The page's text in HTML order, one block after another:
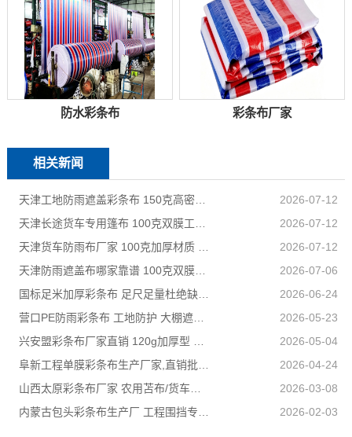
防水彩条布 彩条布厂家
相关新闻
天津工地防雨遮盖彩条布 150克高密度 基建施工防尘防水
2026-07-12
2026-07-12
2026-07-12
天津防雨遮盖布哪家靠谱 100克双膜加厚款适配高栏货车长途盖货
2026-07-06
国标足米加厚彩条布 足尺足量杜绝缺尺少米
2026-06-24
营口PE防雨彩条布 工地防护 大棚遮盖 3×50米 耐寒耐用
2026-05-23
2026-05-04
2026-04-24
山西太原彩条布厂家 农用苫布/货车篷布 支持来样加工定制
2026-03-08
2026-02-03